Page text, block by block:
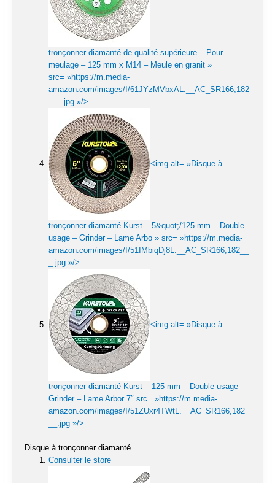
tronçonner diamanté de qualité supérieure – Pour
meulage – 125 mm x M14 – Meule en granit »
src= »https://m.media-
amazon.com/images/I/61JYzMVbxAL.__AC_SR166,182
___.jpg »/>
<img alt= »Disque à
tronçonner diamanté Kurst – 5&quot;/125 mm – Double
usage – Grinder – Lame Arbo » src= »https://m.media-
amazon.com/images/I/51IMbiqDj8L.__AC_SR166,182__
_.jpg »/>
<img alt= »Disque à
tronçonner diamanté Kurst – 125 mm – Double usage –
Grinder – Lame Arbor 7″ src= »https://m.media-
amazon.com/images/I/51ZUxr4TWtL.__AC_SR166,182_
__.jpg »/>
Disque à tronçonner diamanté
Consulter le store